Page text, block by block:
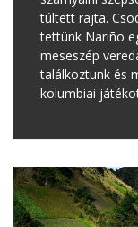
túltett rajta.
tettünk Nariño
meseszép
találkoztunk és
kolumbiai